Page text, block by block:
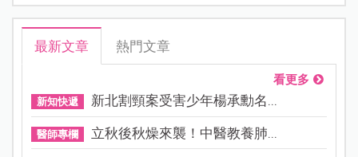
最新文章 熱門文章
看更多
新知快遞 新北割頸案受害少年楊承勳名...
醫師專欄 立秋後秋燥來襲！中醫教養肺...